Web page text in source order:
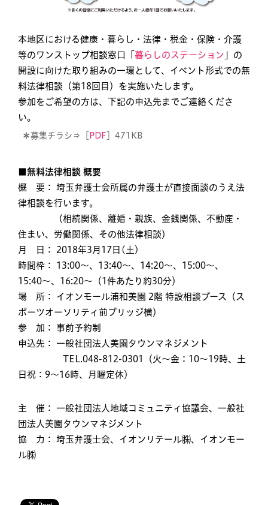
本地区における健康・暮らし・法律・税金・保険・介護
等のワンストップ相談窓口「 暮らしのステーション 」の
開設に向けた取り組みの一環として、イベント形式での無
料法律相談（第18回目）を実施いたします。
参加をご希望の方は、下記の申込先までご連絡くださ
い。
＊募集チラシ⇒［ PDF ］471KB
■無料法律相談 概要
概 要： 埼玉弁護士会所属の弁護士が直接面談のうえ法
律相談を行います。
（相続関係、離婚・親族、金銭関係、不動産・
住まい、労働関係、その他法律相談）
月 日： 2018年3月17日(土)
時間枠： 13:00～、13:40〜、14:20〜、15:00〜、
15:40〜、16:20〜（1件あたり約30分）
場 所： イオンモール浦和美園 2階 特設相談ブース（ス
ポーツオーソリティ前ブリッジ横）
参 加： 事前予約制
申込先： 一般社団法人美園タウンマネジメント
TEL.048-812-0301（火〜金：10～19時、土
日祝：9〜16時、月曜定休）
主 催： 一般社団法人地域コミュニティ協議会、一般社
団法人美園タウンマネジメント
協 力： 埼玉弁護士会、イオンリテール㈱、イオンモー
ル㈱